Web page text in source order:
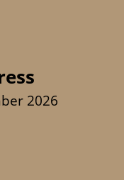
2026